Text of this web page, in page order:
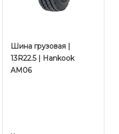
Шина грузовая |
13R22.5 | Hankook
AM06